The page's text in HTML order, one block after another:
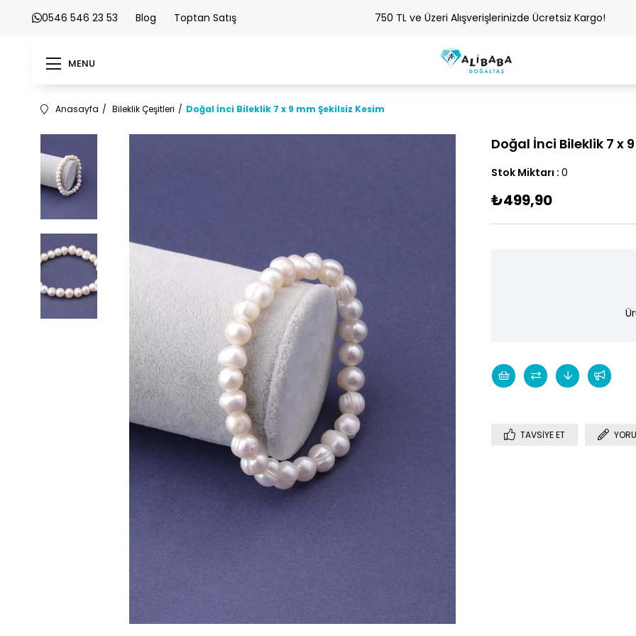
0546 546 23 53 Blog Toptan Satış 750 TL ve Üzeri Alışverişlerinizde Ücretsiz Kargo!
MENU
Anasayfa Bileklik Çeşitleri Doğal İnci Bileklik 7 x 9 mm Şekilsiz Kesim
Doğal İnci Bileklik 7 x
Stok Miktarı : 0
₺499,90
TAVSIYE ET